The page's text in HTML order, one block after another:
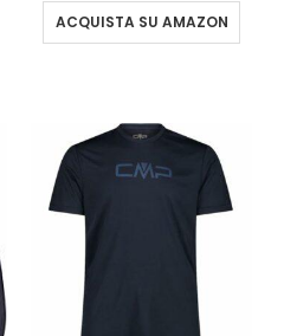
ACQUISTA SU AMAZON